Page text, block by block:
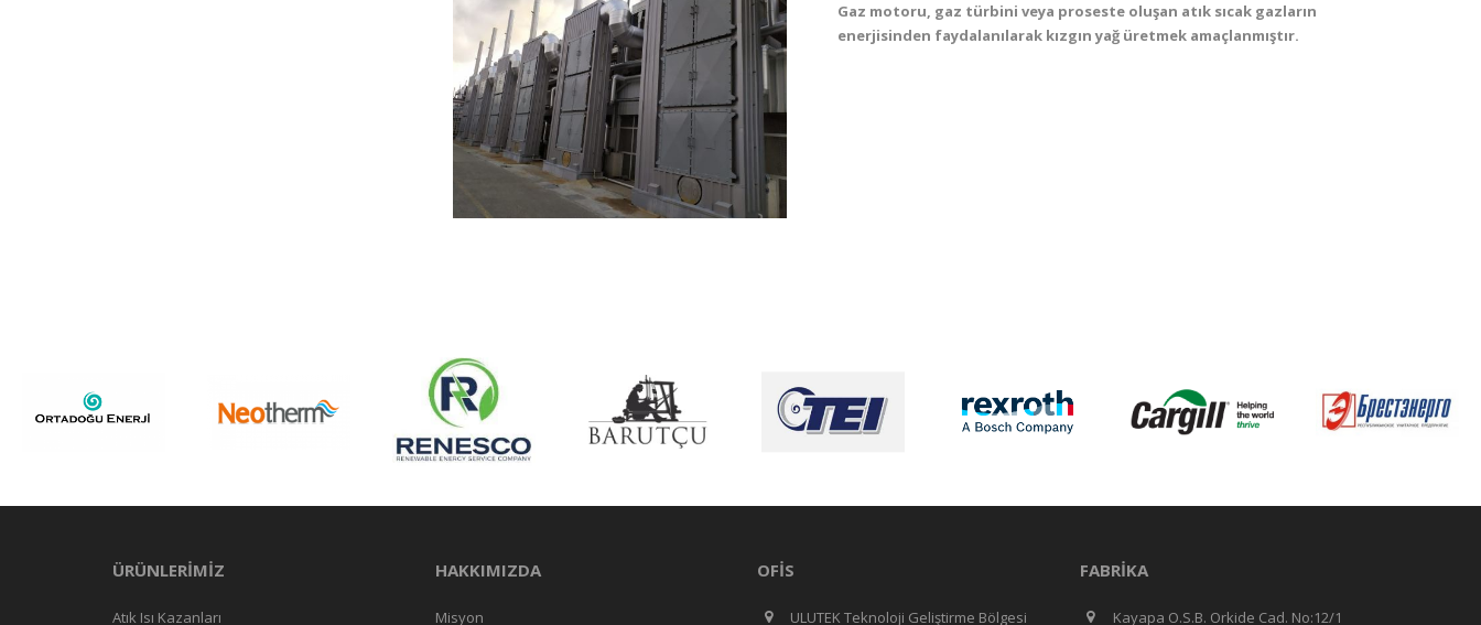
Gaz motoru, gaz türbini veya proseste oluşan atık sıcak gazların
enerjisinden faydalanılarak kızgın yağ üretmek amaçlanmıştır.​
ÜRÜNLERİMİZ
Atık Isı Kazanları
HAKKIMIZDA
Misyon
OFIS
ULUTEK Teknoloji Geliştirme Bölgesi
FABRIKA
Kayapa O.S.B. Orkide Cad. No:12/1